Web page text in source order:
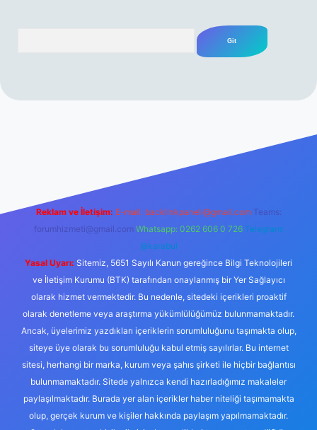
Reklam ve İletişim: E-mail: backlinkpaneli@gmail.com Teams:
forumhizmeti@gmail.com Whatsapp: 0262 606 0 726 Telegram:
@karabul
Yasal Uyarı: Sitemiz, 5651 Sayılı Kanun gereğince Bilgi Teknolojileri
ve İletişim Kurumu (BTK) tarafından onaylanmış bir Yer Sağlayıcı
olarak hizmet vermektedir. Bu nedenle, sitedeki içerikleri proaktif
olarak denetleme veya araştırma yükümlülüğümüz bulunmamaktadır.
Ancak, üyelerimiz yazdıkları içeriklerin sorumluluğunu taşımakta olup,
siteye üye olarak bu sorumluluğu kabul etmiş sayılırlar. Bu internet
sitesi, herhangi bir marka, kurum veya şahıs şirketi ile hiçbir bağlantısı
bulunmamaktadır. Sitede yalnızca kendi hazırladığımız makaleler
paylaşılmaktadır. Burada yer alan içerikler haber niteliği taşımamakta
olup, gerçek kurum ve kişiler hakkında paylaşım yapılmamaktadır.